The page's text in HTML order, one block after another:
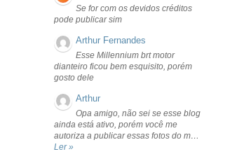
Se for com os devidos créditos
pode publicar sim
Arthur Fernandes
Esse Millennium brt motor
dianteiro ficou bem esquisito, porém
gosto dele
Arthur
Opa amigo, não sei se esse blog
ainda está ativo, porém você me
autoriza a publicar essas fotos do m…
Ler »